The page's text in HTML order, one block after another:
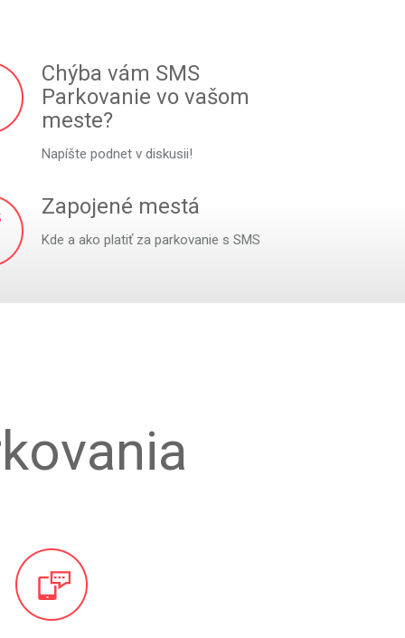
Chýba vám SMS
Parkovanie vo vašom
meste?
Napíšte podnet v diskusii!
Zapojené mestá
Kde a ako platiť za parkovanie s SMS